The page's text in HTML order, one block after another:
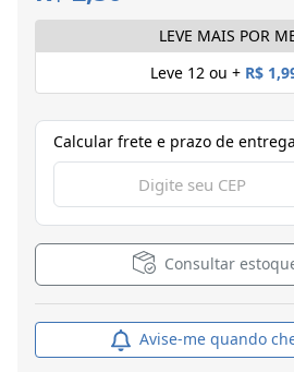
LEVE MAIS POR
Leve 12 ou + R$
Calcular frete e prazo de entrega
Consultar
Avise-me quando